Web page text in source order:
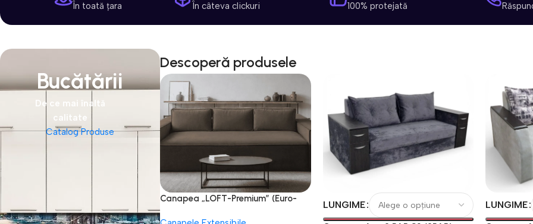
În toată țara În câteva clickuri 100% protejată
Bucătării
De ce mai înaltă
calitate
Catalog Produse
Descoperă produsele
Canapea „LOFT-Premium” (Euro-
book)
LUNGIME LUNGIME